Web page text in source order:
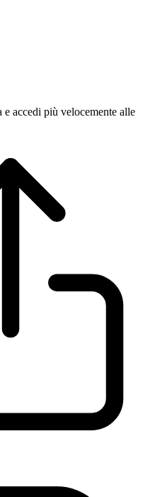
accedi più velocemente alle